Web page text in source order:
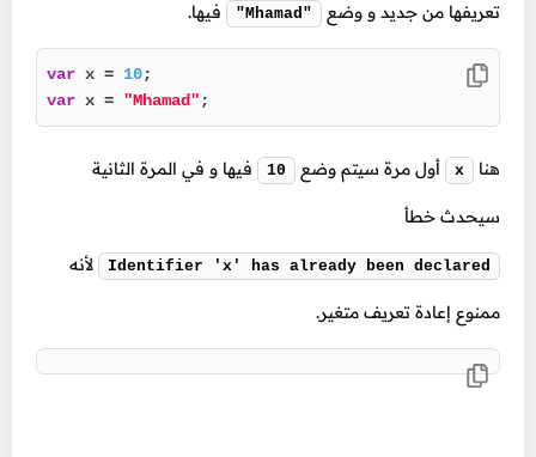
تعريفها من جديد و وضع "Mhamad" فيها.
var x = 10
var x = "Mhamad";
هنا x أول مرة سيتم وضع 10 فيها و في المرة الثانية
سيحدث خطأ
Identifier 'x' has already been declared لأنه
ممنوع إعادة تعريف متغير.